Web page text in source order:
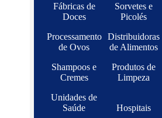
Fábricas de
Doces
Sorvetes e
Picolés
Processamento
de Ovos
Distribuidoras
de Alimentos
Shampoos e
Cremes
Produtos de
Limpeza
Unidades de
Saúde
Hospitais